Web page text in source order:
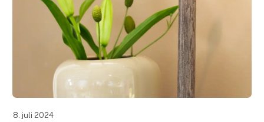
8. juli 2024